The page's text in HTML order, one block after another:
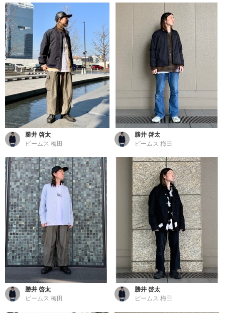
勝井 啓太
ビームス 梅田
勝井 啓太
ビームス 梅田
勝井 啓太
ビームス 梅田
勝井 啓太
ビームス 梅田